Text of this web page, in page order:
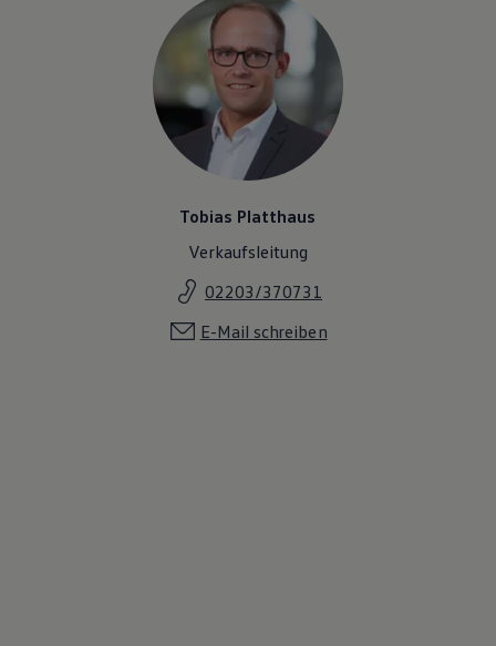
Tobias Platthaus
Verkaufsleitung
02203/370731
E-Mail schreiben